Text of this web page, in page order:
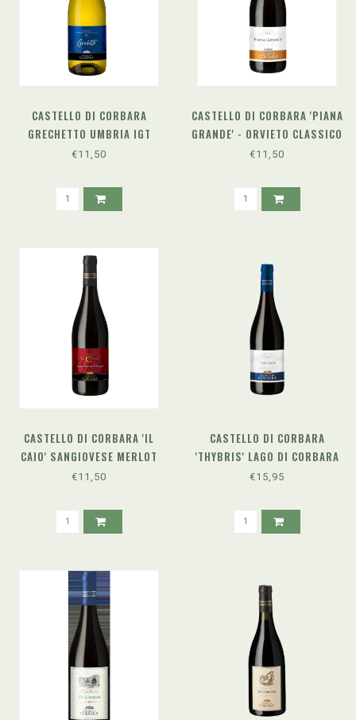
CASTELLO DI CORBARA
GRECHETTO UMBRIA IGT
(2024)
€11,50
CASTELLO DI CORBARA 'PIANA
GRANDE' - ORVIETO CLASSICO
SUPERIORE DOC (2025)
€11,50
CASTELLO DI CORBARA 'IL
CAIO' SANGIOVESE MERLOT
UMBRIA IGT (2024)
€11,50
CASTELLO DI CORBARA
'THYBRIS' LAGO DI CORBARA
SANGIOVESE DOC (2021)
€15,95